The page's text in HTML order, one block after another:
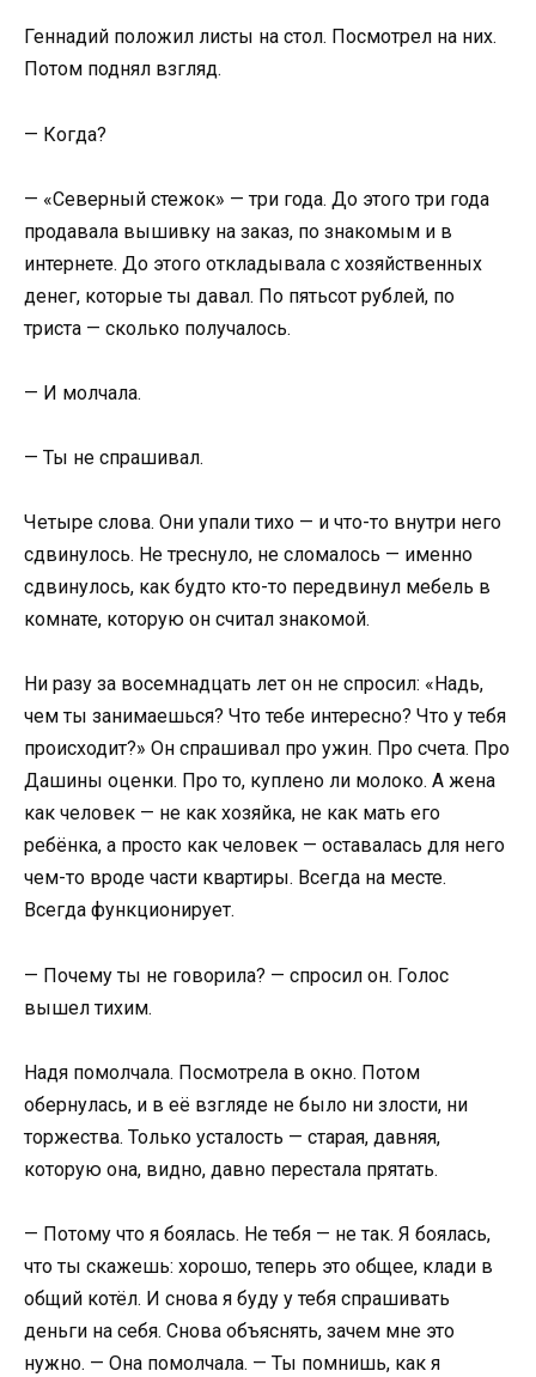
Геннадий положил листы на стол. Посмотрел на них.
Потом поднял взгляд.
— Когда?
— «Северный стежок» — три года. До этого три года
продавала вышивку на заказ, по знакомым и в
интернете. До этого откладывала с хозяйственных
денег, которые ты давал. По пятьсот рублей, по
триста — сколько получалось.
— И молчала.
— Ты не спрашивал.
Четыре слова. Они упали тихо — и что-то внутри него
сдвинулось. Не треснуло, не сломалось — именно
сдвинулось, как будто кто-то передвинул мебель в
комнате, которую он считал знакомой.
Ни разу за восемнадцать лет он не спросил: «Надь,
чем ты занимаешься? Что тебе интересно? Что у тебя
происходит?» Он спрашивал про ужин. Про счета. Про
Дашины оценки. Про то, куплено ли молоко. А жена
как человек — не как хозяйка, не как мать его
ребёнка, а просто как человек — оставалась для него
чем-то вроде части квартиры. Всегда на месте.
Всегда функционирует.
— Почему ты не говорила? — спросил он. Голос
вышел тихим.
Надя помолчала. Посмотрела в окно. Потом
обернулась, и в её взгляде не было ни злости, ни
торжества. Только усталость — старая, давняя,
которую она, видно, давно перестала прятать.
— Потому что я боялась. Не тебя — не так. Я боялась,
что ты скажешь: хорошо, теперь это общее, клади в
общий котёл. И снова я буду у тебя спрашивать
деньги на себя. Снова объяснять, зачем мне это
нужно. — Она помолчала. — Ты помнишь, как я